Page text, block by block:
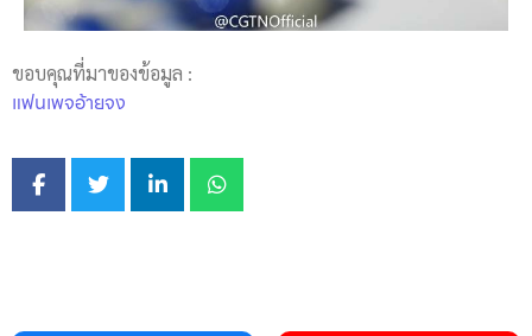
ขอบคุณที่มาของข้อมูล :
แฟนเพจอ้ายจง